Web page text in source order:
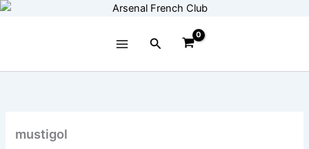
Aller
Rechercher
mustigol